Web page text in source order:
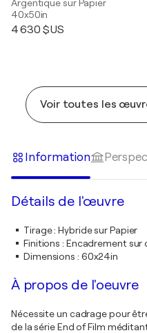
Argentique sur Papier
40x50in
4 630 $US
Voir toutes les
Information
Détails de l'œuvre
Tirage:Hybride sur Papier
Finitions : Encadrement sur
Dimensions : 60x24in
À propos de l'oeuvre
Nécessite un cadrage pour
de la série End of Film